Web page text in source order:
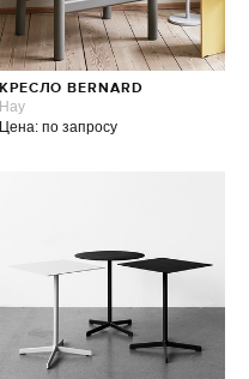
КРЕСЛО BERNARD
Hay
Цена: по запросу